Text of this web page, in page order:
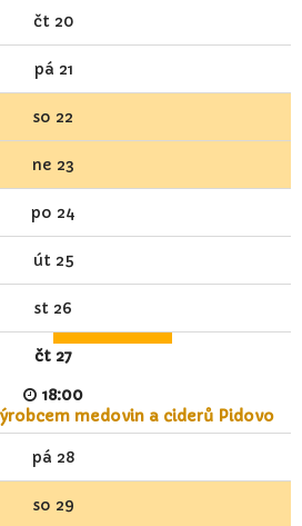
čt 20
pá 21
so 22
ne 23
po 24
út 25
st 26
čt 27
18:00
medovin a ciderů Pidovo
pá 28
so 29